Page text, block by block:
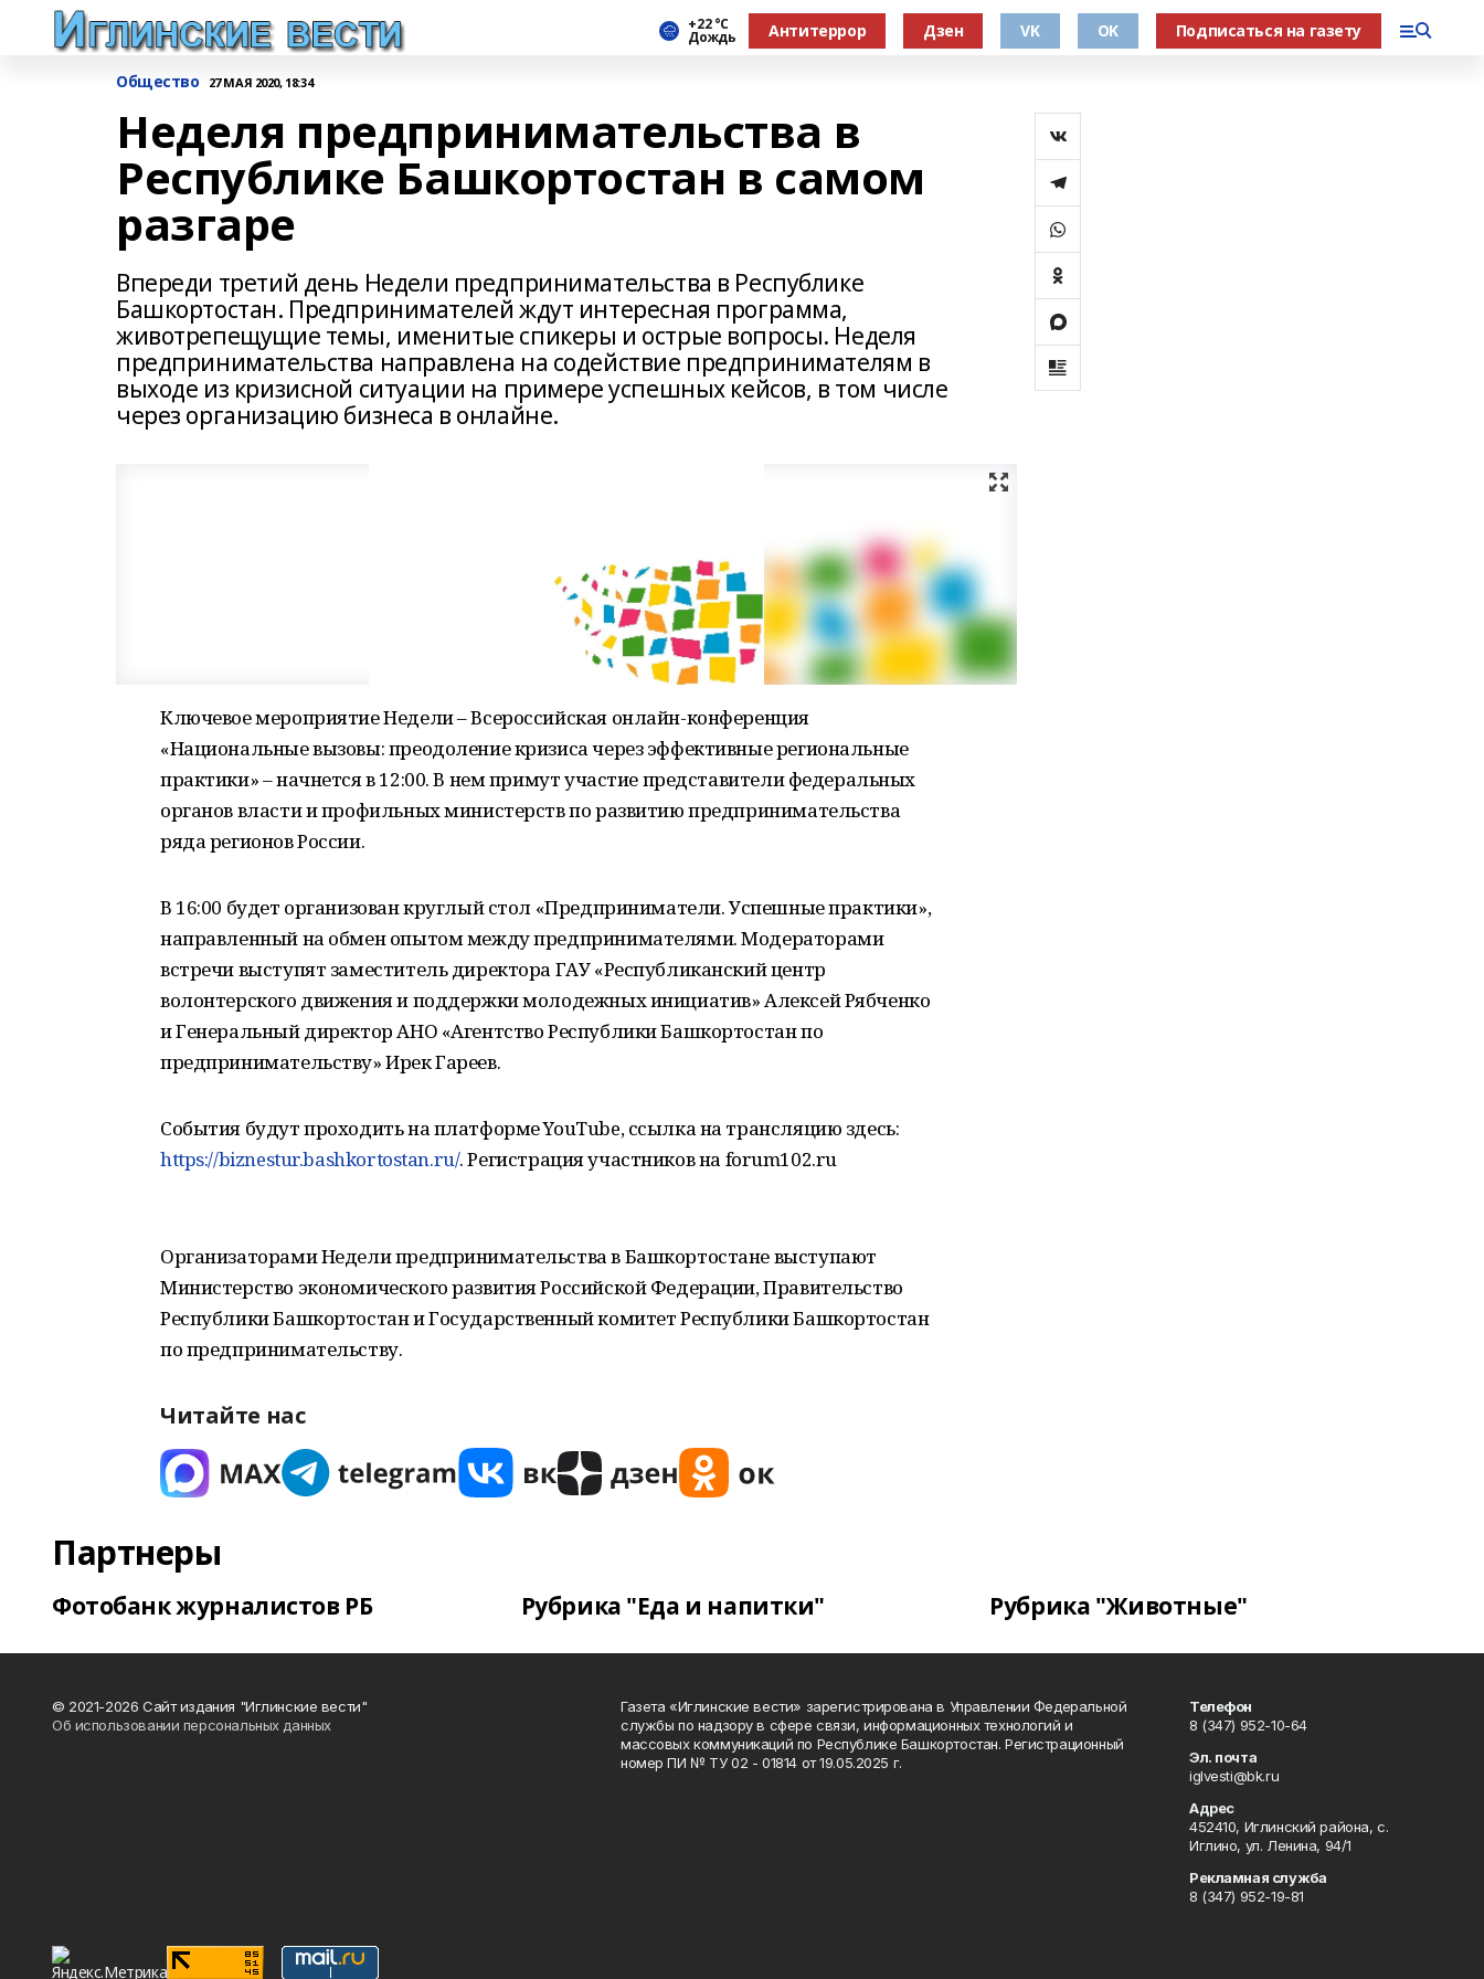
+22 °С
Дождь Антитеррор Дзен VK OK Подписаться на газету
Общество 27 МАЯ 2020, 18:34
Неделя предпринимательства в
Республике Башкортостан в самом
разгаре
Впереди третий день Недели предпринимательства в Республике
Башкортостан. Предпринимателей ждут интересная программа,
животрепещущие темы, именитые спикеры и острые вопросы. Неделя
предпринимательства направлена на содействие предпринимателям в
выходе из кризисной ситуации на примере успешных кейсов, в том числе
через организацию бизнеса в онлайне.
Ключевое мероприятие Недели – Всероссийская онлайн-конференция
«Национальные вызовы: преодоление кризиса через эффективные региональные
практики» – начнется в 12:00. В нем примут участие представители федеральных
органов власти и профильных министерств по развитию предпринимательства
ряда регионов России.
В 16:00 будет организован круглый стол «Предприниматели. Успешные практики»,
направленный на обмен опытом между предпринимателями. Модераторами
встречи выступят заместитель директора ГАУ «Республиканский центр
волонтерского движения и поддержки молодежных инициатив» Алексей Рябченко
и Генеральный директор АНО «Агентство Республики Башкортостан по
предпринимательству» Ирек Гареев.
События будут проходить на платформе YouTube, ссылка на трансляцию здесь:
https://biznestur.bashkortostan.ru/. Регистрация участников на forum102.ru
Организаторами Недели предпринимательства в Башкортостане выступают
Министерство экономического развития Российской Федерации, Правительство
Республики Башкортостан и Государственный комитет Республики Башкортостан
по предпринимательству.
Читайте нас
Партнеры
Фотобанк журналистов РБ Рубрика "Еда и напитки" Рубрика "Животные"
© 2021-2026 Сайт издания "Иглинские вести"
Об использовании персональных данных
Газета «Иглинские вести» зарегистрирована в Управлении Федеральной
службы по надзору в сфере связи, информационных технологий и
массовых коммуникаций по Республике Башкортостан. Регистрационный
номер ПИ № ТУ 02 - 01814 от 19.05.2025 г.
Телефон
8 (347) 952-10-64
Эл. почта
iglvesti@bk.ru
Адрес
452410, Иглинский района, с.
Иглино, ул. Ленина, 94/1
Рекламная служба
8 (347) 952-19-81